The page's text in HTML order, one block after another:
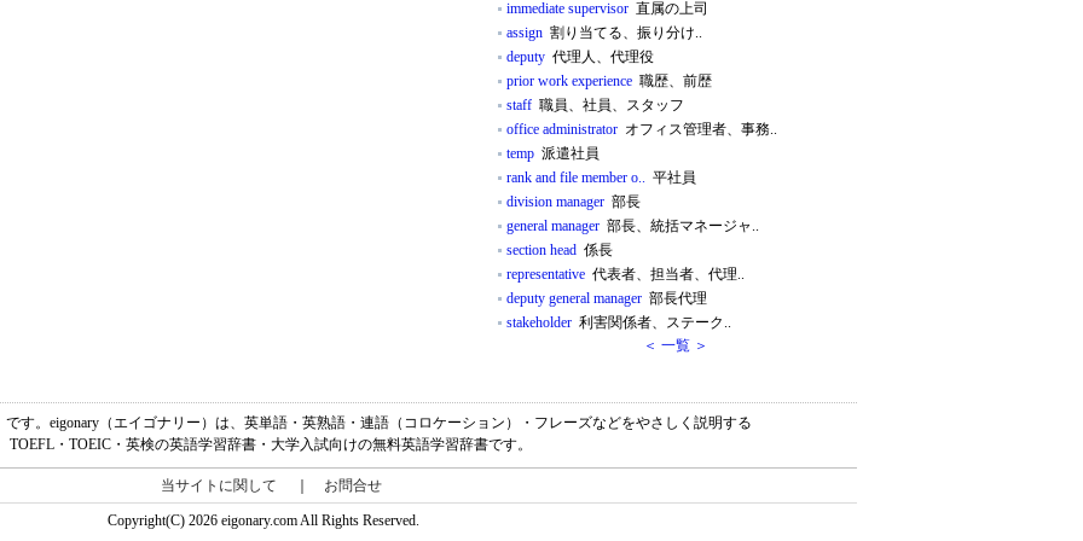
immediate supervisor 直属の上司
assign 割り当てる、振り分け..
deputy 代理人、代理役
prior work experience 職歴、前歴
staff 職員、社員、スタッフ
office administrator オフィス管理者、事務..
temp 派遣社員
rank and file member o.. 平社員
division manager 部長
general manager 部長、統括マネージャ..
section head 係長
representative 代表者、担当者、代理..
deputy general manager 部長代理
stakeholder 利害関係者、ステーク..
＜ 一覧 ＞
です。eigonary（エイゴナリー）は、英単語・英熟語・連語（コロケーション）・フレーズなどをやさしく説明する
TOEFL・TOEIC・英検の英語学習辞書・大学入試向けの無料英語学習辞書です。
当サイトに関して お問合せ
Copyright(C) 2026 eigonary.com All Rights Reserved.